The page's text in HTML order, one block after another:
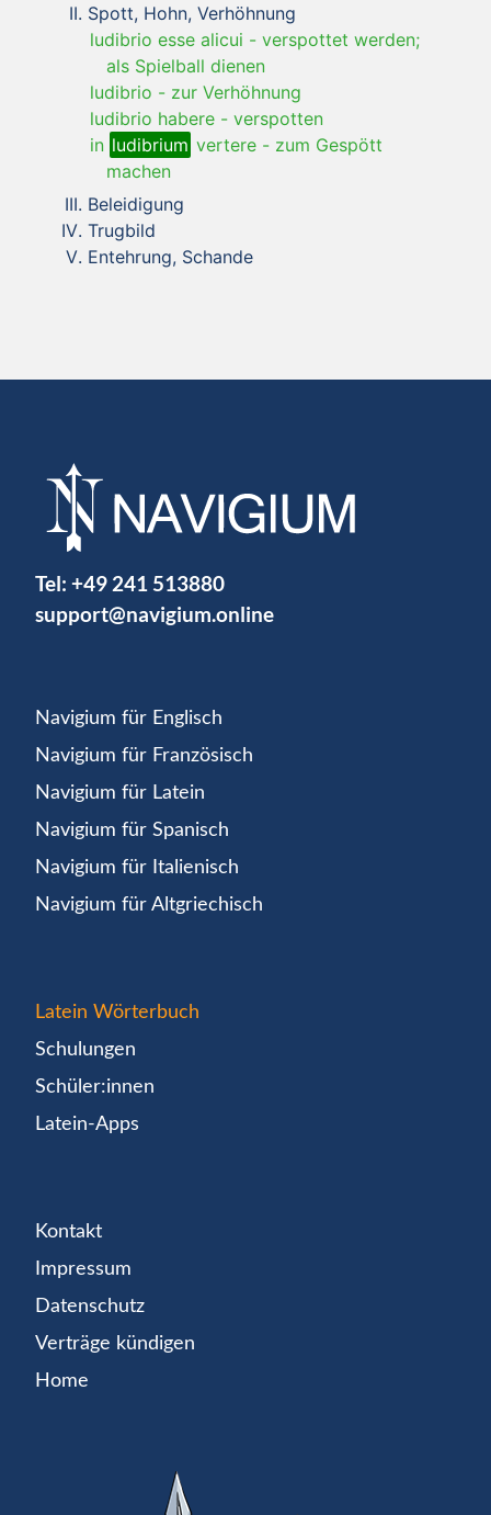
Spott, Hohn, Verhöhnung
ludibrio esse alicui - verspottet werden;
als Spielball dienen
ludibrio - zur Verhöhnung
ludibrio habere - verspotten
in ludibrium vertere - zum Gespött
machen
Beleidigung
Trugbild
Entehrung, Schande
Tel: +49 241 513880
support@navigium.online
Navigium für Englisch
Navigium für Französisch
Navigium für Latein
Navigium für Spanisch
Navigium für Italienisch
Navigium für Altgriechisch
Latein Wörterbuch
Schulungen
Schüler:innen
Latein-Apps
Kontakt
Impressum
Datenschutz
Verträge kündigen
Home